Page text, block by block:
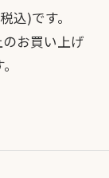
込)です。
お買い上げ